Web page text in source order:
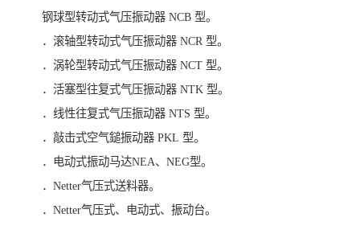
钢球型转动式气压振动器 NCB 型。
．滚轴型转动式气压振动器 NCR 型。
．涡轮型转动式气压振动器 NCT 型。
．活塞型往复式气压振动器 NTK 型。
．线性往复式气压振动器 NTS 型。
．敲击式空气鎚振动器 PKL 型。
．电动式振动马达NEA、NEG型。
．Netter气压式送料器。
．Netter气压式、电动式、振动台。